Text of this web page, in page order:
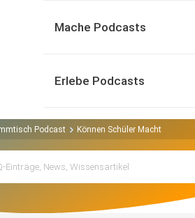
Mache Podcasts
Erlebe Podcasts
Podcast Können Schüler Macht und